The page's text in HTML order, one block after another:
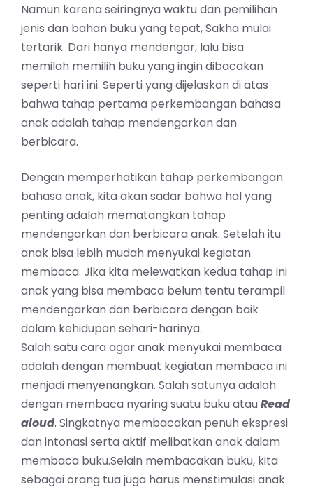
Namun karena seiringnya waktu dan pemilihan
jenis dan bahan buku yang tepat, Sakha mulai
tertarik. Dari hanya mendengar, lalu bisa
memilah memilih buku yang ingin dibacakan
seperti hari ini. Seperti yang dijelaskan di atas
bahwa tahap pertama perkembangan bahasa
anak adalah tahap mendengarkan dan
berbicara.
Dengan memperhatikan tahap perkembangan
bahasa anak, kita akan sadar bahwa hal yang
penting adalah mematangkan tahap
mendengarkan dan berbicara anak. Setelah itu
anak bisa lebih mudah menyukai kegiatan
membaca. Jika kita melewatkan kedua tahap ini
anak yang bisa membaca belum tentu terampil
mendengarkan dan berbicara dengan baik
dalam kehidupan sehari-harinya.
Salah satu cara agar anak menyukai membaca
adalah dengan membuat kegiatan membaca ini
menjadi menyenangkan. Salah satunya adalah
dengan membaca nyaring suatu buku atau Read
aloud. Singkatnya membacakan penuh ekspresi
dan intonasi serta aktif melibatkan anak dalam
membaca buku.Selain membacakan buku, kita
sebagai orang tua juga harus menstimulasi anak